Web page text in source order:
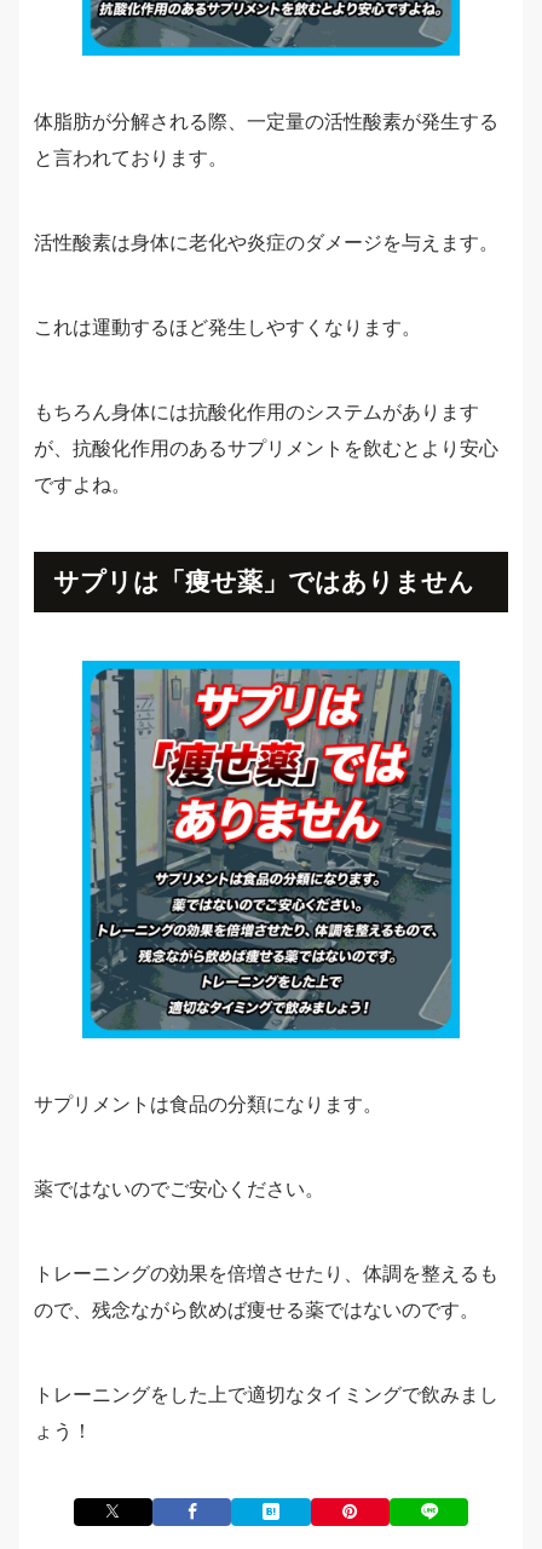
体脂肪が分解される際、一定量の活性酸素が発生する
と言われております。
活性酸素は身体に老化や炎症のダメージを与えます。
これは運動するほど発生しやすくなります。
もちろん身体には抗酸化作用のシステムがあります
が、抗酸化作用のあるサプリメントを飲むとより安心
ですよね。
サプリは「痩せ薬」ではありません
サプリメントは食品の分類になります。
薬ではないのでご安心ください。
トレーニングの効果を倍増させたり、体調を整えるも
ので、残念ながら飲めば痩せる薬ではないのです。
トレーニングをした上で適切なタイミングで飲みまし
ょう！